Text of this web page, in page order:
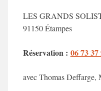
LES GRANDS
91150 Étampes
Réservation : 06 73 37
avec Thomas Deffarge,